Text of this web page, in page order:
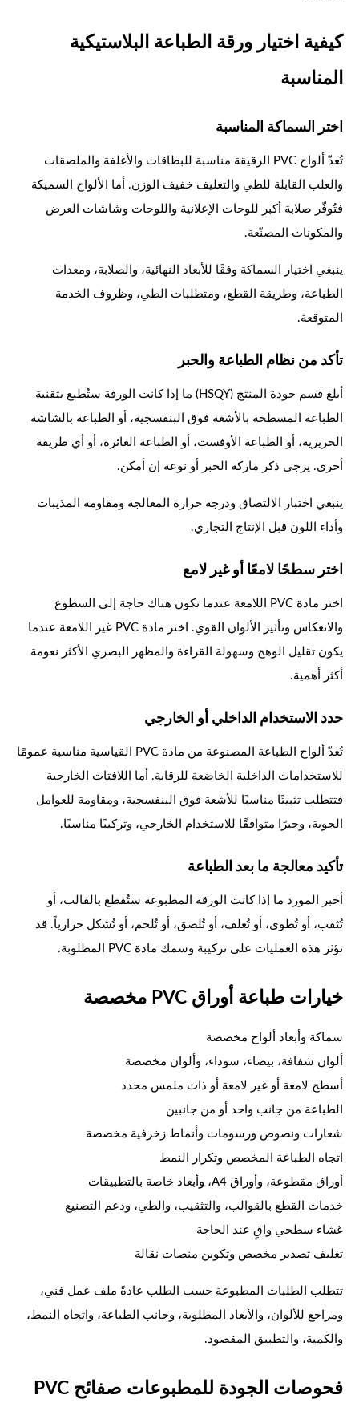
كيفية اختيار ورقة الطباعة البلاستيكية
المناسبة
اختر السماكة المناسبة
تُعدّ ألواح PVC الرقيقة مناسبة للبطاقات والأغلفة والملصقات
والعلب القابلة للطي والتغليف خفيف الوزن. أما الألواح السميكة
فتُوفّر صلابة أكبر للوحات الإعلانية واللوحات وشاشات العرض
والمكونات المصنّعة.
ينبغي اختيار السماكة وفقًا للأبعاد النهائية، والصلابة، ومعدات
الطباعة، وطريقة القطع، ومتطلبات الطي، وظروف الخدمة
المتوقعة.
تأكد من نظام الطباعة والحبر
أبلغ قسم جودة المنتج (HSQY) ما إذا كانت الورقة ستُطبع بتقنية
الطباعة المسطحة بالأشعة فوق البنفسجية، أو الطباعة بالشاشة
الحريرية، أو الطباعة الأوفست، أو الطباعة الغائرة، أو أي طريقة
أخرى. يرجى ذكر ماركة الحبر أو نوعه إن أمكن.
ينبغي اختبار الالتصاق ودرجة حرارة المعالجة ومقاومة المذيبات
وأداء اللون قبل الإنتاج التجاري.
اختر سطحًا لامعًا أو غير لامع
اختر مادة PVC اللامعة عندما تكون هناك حاجة إلى السطوع
والانعكاس وتأثير الألوان القوي. اختر مادة PVC غير اللامعة عندما
يكون تقليل الوهج وسهولة القراءة والمظهر البصري الأكثر نعومة
أكثر أهمية.
حدد الاستخدام الداخلي أو الخارجي
تُعدّ ألواح الطباعة المصنوعة من مادة PVC القياسية مناسبة عمومًا
للاستخدامات الداخلية الخاضعة للرقابة. أما اللافتات الخارجية
فتتطلب تثبيتًا مناسبًا للأشعة فوق البنفسجية، ومقاومة للعوامل
الجوية، وحبرًا متوافقًا للاستخدام الخارجي، وتركيبًا مناسبًا.
تأكيد معالجة ما بعد الطباعة
أخبر المورد ما إذا كانت الورقة المطبوعة ستُقطع بالقالب، أو
تُثقب، أو تُطوى، أو تُغلف، أو تُلصق، أو تُلحم، أو تُشكل حرارياً. قد
تؤثر هذه العمليات على تركيبة وسمك مادة PVC المطلوبة.
خيارات طباعة أوراق PVC مخصصة
سماكة وأبعاد ألواح مخصصة
ألوان شفافة، بيضاء، سوداء، وألوان مخصصة
أسطح لامعة أو غير لامعة أو ذات ملمس محدد
الطباعة من جانب واحد أو من جانبين
شعارات ونصوص ورسومات وأنماط زخرفية مخصصة
اتجاه الطباعة المخصص وتكرار النمط
أوراق مقطوعة، وأوراق A4، وأبعاد خاصة بالتطبيقات
خدمات القطع بالقوالب، والتثقيب، والطي، ودعم التصنيع
غشاء سطحي واقٍ عند الحاجة
تغليف تصدير مخصص وتكوين منصات نقالة
تتطلب الطلبات المطبوعة حسب الطلب عادةً ملف عمل فني،
ومراجع للألوان، والأبعاد المطلوبة، وجانب الطباعة، واتجاه النمط،
والكمية، والتطبيق المقصود.
فحوصات الجودة للمطبوعات صفائح PVC